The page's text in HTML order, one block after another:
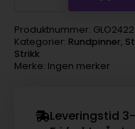
Rundpinne
60cm
-
2,5
antall
Produktnummer:
Kategorier: Rundpinner,
Strikk
Merke: Ingen merker
Leveringstid